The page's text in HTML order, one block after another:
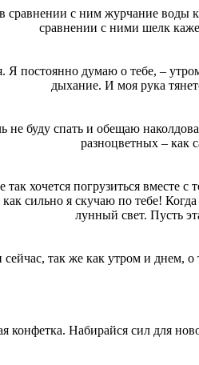
сравнении с ним журчание воды
сравнении с ними шелк
постоянно думаю о тебе, –
дыхание. И моя рука
буду спать и обещаю
разноцветных – как
хочется погрузиться вместе
сильно я скучаю по тебе!
лунный свет. Пусть
так же как утром и днем,
конфетка. Набирайся сил для